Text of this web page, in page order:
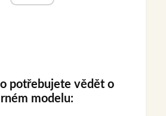
potřebujete vědět o
modelu: